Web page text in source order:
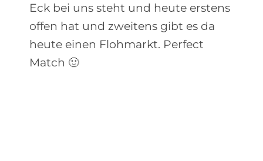
Eck bei uns steht und heute erstens
offen hat und zweitens gibt es da
heute einen Flohmarkt. Perfect
Match 🙂